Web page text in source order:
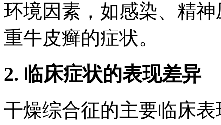
环境因素，如感染、精
重牛皮癣的症状。
2. 临床症状的表现差异
干燥综合征的主要临床